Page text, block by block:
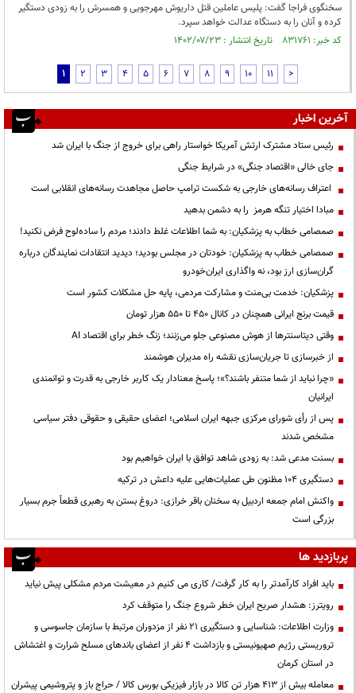
سخنگوی فراجا گفت: پلیس عاملین قتل داریوش مهرجویی و همسرش را به زودی دستگیر
کرده و آنان را به دستگاه عدالت خواهد سپرد.
کد خبر: ۸۳۱۷۶۱ تاریخ انتشار : ۱۴۰۲/۰۷/۲۳
1 2 3 4 5 6 7 8 9 10 11 >
آخرین اخبار
رئیس ستاد مشترک ارتش آمریکا خواستار راهی برای خروج از جنگ با ایران شد
جای خالی «اقتصاد جنگی» در شرایط جنگی
اعتراف رسانه‌های خارجی به شکست ترامپ حاصل مجاهدت رسانه‌های انقلابی است
مبادا اختیار تنگه هرمز را به دشمن بدهید
صمصامی خطاب به پزشکیان: به شما اطلاعات غلط دادند؛ مردم را ساده‌لوح فرض نکنید!
صمصامی خطاب به پزشکیان: خودتان در مجلس بودید؛ دیدید انتقادات نمایندگان درباره
گران‌سازی ارز بود، نه واگذاری ایران‌خودرو
پزشکیان: خدمت بی‌منت و مشارکت مردمی، پایه حل مشکلات کشور است
قیمت‌ برنج ایرانی همچنان در کانال ۴۵۰ تا ۵۵۰ هزار تومان
وقتی دیتاسنترها از هوش مصنوعی جلو می‌زنند؛ زنگ خطر برای اقتصاد AI
از خبرسازی تا جریان‌سازی نقشه راه مدیران هوشمند
«چرا نباید از شما متنفر باشند؟»؛ پاسخ معنادار یک کاربر خارجی به قدرت و توانمندی
ایرانیان
پس از رأی شورای مرکزی جبهه ایران اسلامی؛ اعضای حقیقی و حقوقی دفتر سیاسی
مشخص شدند
بسنت مدعی شد: به زودی شاهد توافق با ایران خواهیم بود
دستگیری ۱۰۴ مظنون طی عملیات‌هایی علیه داعش در ترکیه
واکنش امام جمعه اردبیل به سخنان باقر خرازی: دروغ بستن به رهبری قطعاً جرم بسیار
بزرگی است
پربازدید ها
باید افراد کارآمدتر را به کار گرفت/ کاری می کنیم در معیشت مردم مشکلی پیش نیاید
رویترز: هشدار صریح ایران خطر شروع جنگ را متوقف کرد
وزارت اطلاعات: شناسایی و دستگیری ۲۱ نفر از مزدوران مرتبط با سازمان جاسوسی و
تروریستی رژیم صهیونیستی و بازداشت ۴ نفر از اعضای باندهای مسلح شرارت و اغتشاش
در استان کرمان
معامله بیش از ۴۱۳ هزار تن کالا در بازار فیزیکی بورس کالا / حراج باز و پتروشیمی پیشران